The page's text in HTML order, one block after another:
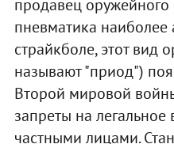
продавец оружейного
пневматика наиболее
страйкболе, этот вид
называют "приод")
Второй мировой
запреты на
частными лицами.